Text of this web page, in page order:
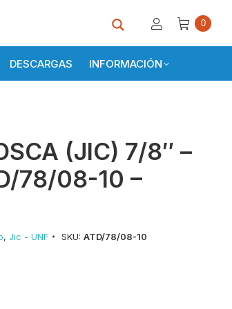
0
DESCARGAS INFORMACIÓN
(JIC) 7/8″ –
78/08-10 –
, Jic - UNF SKU: ATD/78/08-10